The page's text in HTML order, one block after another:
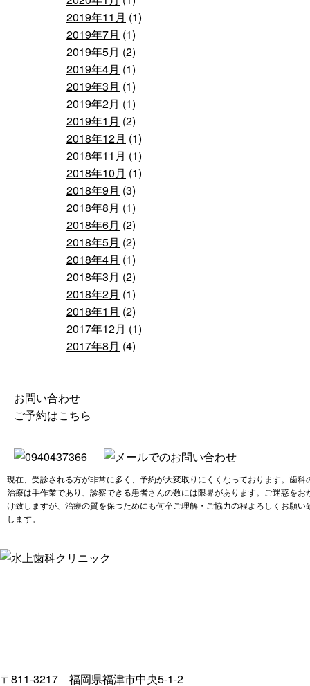
2019年11月 (1)
2019年7月 (1)
2019年5月 (2)
2019年4月 (1)
2019年3月 (1)
2019年2月 (1)
2019年1月 (2)
2018年12月 (1)
2018年11月 (1)
2018年10月 (1)
2018年9月 (3)
2018年8月 (1)
2018年6月 (2)
2018年5月 (2)
2018年4月 (1)
2018年3月 (2)
2018年2月 (1)
2018年1月 (2)
2017年12月 (1)
2017年8月 (4)
お問い合わせ
ご予約はこちら
現在、受診される方が非常に多く、予約が大変取りにくくなっております。歯科
治療は手作業であり、診察できる患者さんの数には限界があります。ご迷惑をお
け致しますが、治療の質を保つためにも何卒ご理解・ご協力の程よろしくお願い
します。
〒811-3217 福岡県福津市中央5-1-2